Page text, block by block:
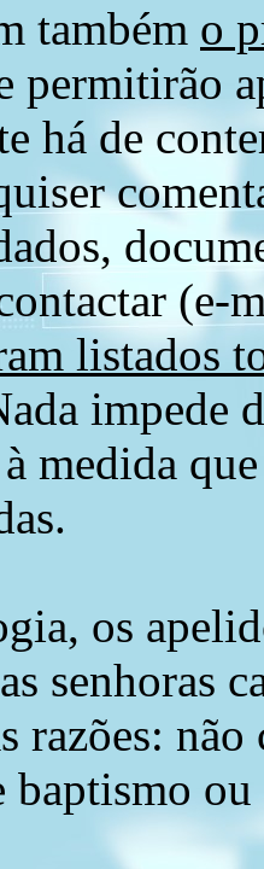
também o
permitirão
há de
(e-
listados
impede
à medida
os
senhoras
razões:
baptismo